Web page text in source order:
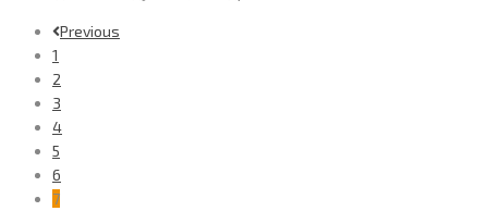
Previous
1
2
3
4
5
6
7